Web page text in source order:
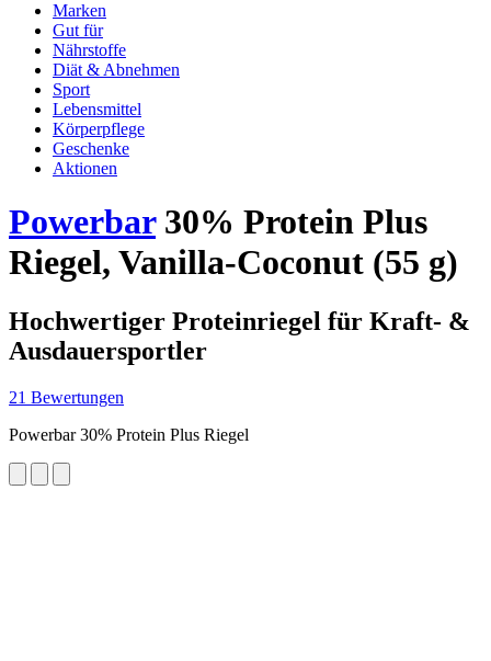
Marken
Gut für
Nährstoffe
Diät & Abnehmen
Sport
Lebensmittel
Körperpflege
Geschenke
Aktionen
Powerbar30% Protein Plus
Riegel, Vanilla-Coconut (55 g)
Hochwertiger Proteinriegel für Kraft- &
Ausdauersportler
21 Bewertungen
Powerbar 30% Protein Plus Riegel